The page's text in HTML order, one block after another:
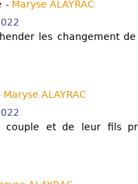
- Maryse ALAYRAC
les changement
Maryse ALAYRAC
couple et de leur fils